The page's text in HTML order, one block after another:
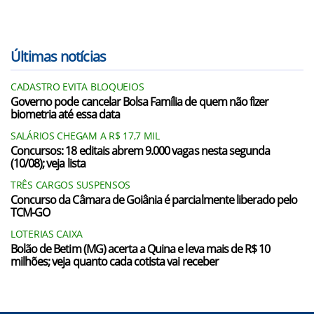
Últimas notícias
CADASTRO EVITA BLOQUEIOS
Governo pode cancelar Bolsa Família de quem não fizer
biometria até essa data
SALÁRIOS CHEGAM A R$ 17,7 MIL
Concursos: 18 editais abrem 9.000 vagas nesta segunda
(10/08); veja lista
TRÊS CARGOS SUSPENSOS
Concurso da Câmara de Goiânia é parcialmente liberado pelo
TCM-GO
LOTERIAS CAIXA
Bolão de Betim (MG) acerta a Quina e leva mais de R$ 10
milhões; veja quanto cada cotista vai receber